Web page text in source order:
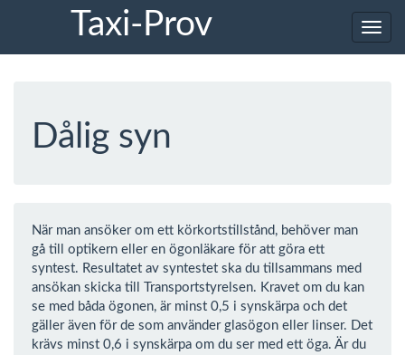
Taxi-Prov
Dålig syn
När man ansöker om ett körkortstillstånd, behöver man
gå till optikern eller en ögonläkare för att göra ett
syntest. Resultatet av syntestet ska du tillsammans med
ansökan skicka till Transportstyrelsen. Kravet om du kan
se med båda ögonen, är minst 0,5 i synskärpa och det
gäller även för de som använder glasögon eller linser. Det
krävs minst 0,6 i synskärpa om du ser med ett öga. Är du